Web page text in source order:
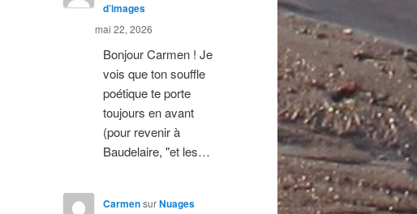
d’images
mai 22, 2026
Bonjour Carmen ! Je
vois que ton souffle
poétique te porte
toujours en avant
(pour revenir à
Baudelaire, "et les…
CarmensurNuages